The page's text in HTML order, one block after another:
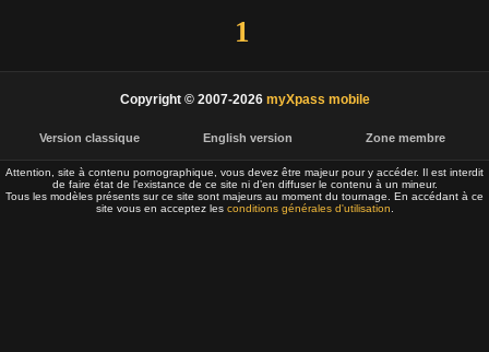
1
Copyright © 2007-2026 myXpass mobile
Version classique English version Zone membre
Attention, site à contenu pornographique, vous devez être majeur pour y accéder. Il est interdit
de faire état de l’existance de ce site ni d’en diffuser le contenu à un mineur.
Tous les modèles présents sur ce site sont majeurs au moment du tournage. En accédant à ce
site vous en acceptez les conditions générales d'utilisation